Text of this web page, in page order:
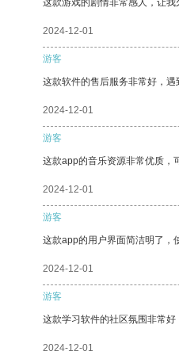
这款游戏的剧情非常感人，让我
2024-12-01
游客
这款软件的售后服务非常好，遇
2024-12-01
游客
这款app的音乐资源非常优质，
2024-12-01
游客
这款app的用户界面简洁明了，
2024-12-01
游客
这款学习软件的社区氛围非常好
2024-12-01